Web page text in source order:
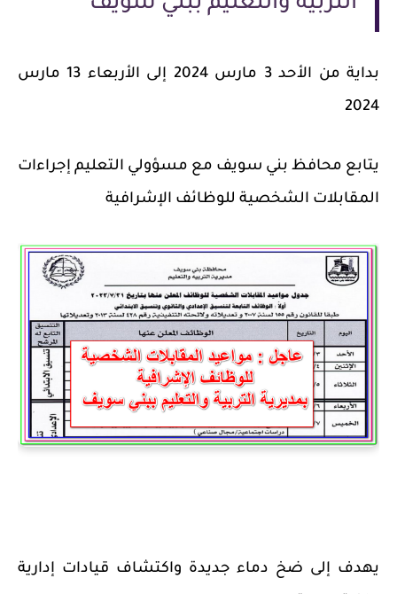
التربية والتعليم ببني سويف
بداية من الأحد 3 مارس 2024 إلى الأربعاء 13 مارس
2024
يتابع محافظ بني سويف مع مسؤولي التعليم إجراءات
المقابلات الشخصية للوظائف الإشرافية
يهدف إلى ضخ دماء جديدة واكتشاف قيادات إدارية